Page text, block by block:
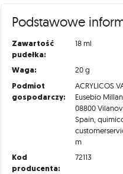
Podstawowe
Zawartość
pudełka:
18 ml
Waga: 20 g
Podmiot
gospodarczy:
ACRYLICOS
Eusebio
08800
Spain,
m
Kod
producenta:
72113